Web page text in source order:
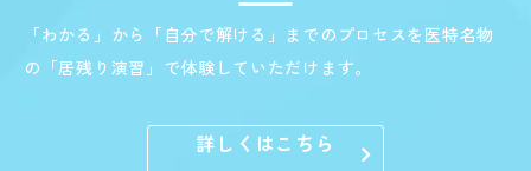
「わかる」から「自分で解ける」までのプロセスを医特名物
の「居残り演習」で体験していただけます。
詳しくはこちら